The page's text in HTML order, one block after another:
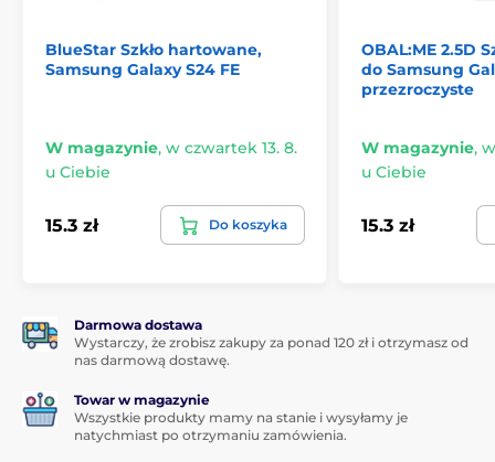
ochronę, na jaką zasługuje!
BlueStar Szkło hartowane,
Samsung Galaxy S24 FE
W magazynie, w czwartek 13. 8.
u Ciebie
15.3 zł Do koszyka
OBAL:ME 2.5D
do Samsung
przezroczyste
W magazynie,
u Ciebie
15.3 zł
Darmowa dostawa
Wystarczy, że zrobisz zakupy za ponad 120 zł i otrzymasz od
nas darmową dostawę.
Towar w magazynie
Wszystkie produkty mamy na stanie i wysyłamy je
natychmiast po otrzymaniu zamówienia.